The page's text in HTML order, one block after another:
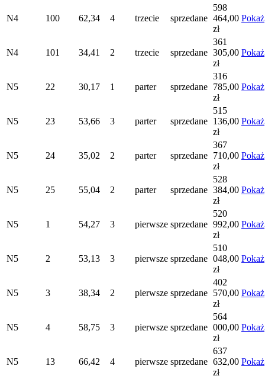
N4 100 62,34 4 trzecie sprzedane
598
464,00
zł
Pokaż
N4 101 34,41 2 trzecie sprzedane
361
305,00
zł
Pokaż
N5 22 30,17 1 parter sprzedane
316
785,00
zł
Pokaż
N5 23 53,66 3 parter sprzedane
515
136,00
zł
Pokaż
N5 24 35,02 2 parter sprzedane
367
710,00
zł
Pokaż
N5 25 55,04 2 parter sprzedane
528
384,00
zł
Pokaż
N5 1 54,27 3 pierwsze sprzedane
520
992,00
zł
Pokaż
N5 2 53,13 3 pierwsze sprzedane
510
048,00
zł
Pokaż
N5 3 38,34 2 pierwsze sprzedane
402
570,00
zł
Pokaż
N5 4 58,75 3 pierwsze sprzedane
564
000,00
zł
Pokaż
N5 13 66,42 4 pierwsze sprzedane
637
632,00
zł
Pokaż